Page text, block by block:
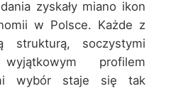
zyskały miano ikon
w Polsce. Każde z
strukturą, soczystymi
profilem
wybór staje się tak